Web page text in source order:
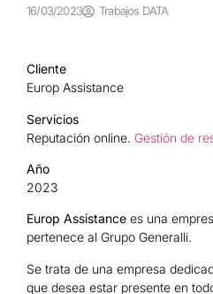
16/03/2023 Trabajos DATA
Cliente
Europ Assistance
Servicios
Reputación online. Gestión de
Año
2023
Europ Assistance es una
pertenece al Grupo Generalli.
Se trata de una empresa
que desea estar presente en